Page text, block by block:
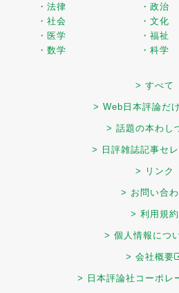
・法律
・政治
・社会
・文化
・医学
・福祉
・数学
・科学
> すべて
> Web日本評論だ
> 話題の本わし
> 日評雑誌記事セ
> リンク
> お問い合
> 利用規約
> 個人情報につ
> 会社概要
> 日本評論社コーポレ